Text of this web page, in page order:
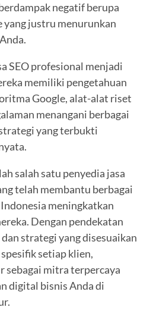
negatif berupa
yang justru menurunkan
SEO profesional menjadi
memiliki pengetahuan
Google, alat-alat riset
menangani berbagai
yang terbukti
salah satu penyedia jasa
telah membantu berbagai
meningkatkan
Dengan pendekatan
strategi yang disesuaikan
setiap klien,
sebagai mitra terpercaya
digital bisnis Anda di